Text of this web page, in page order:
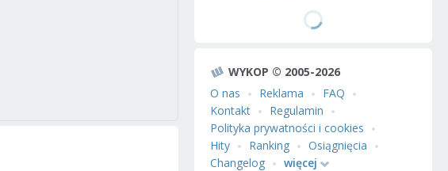
WYKOP © 2005-2026
O nas
Reklama
FAQ
Kontakt
Regulamin
Polityka prywatności i cookies
Hity
Ranking
Osiągnięcia
Changelog
więcej